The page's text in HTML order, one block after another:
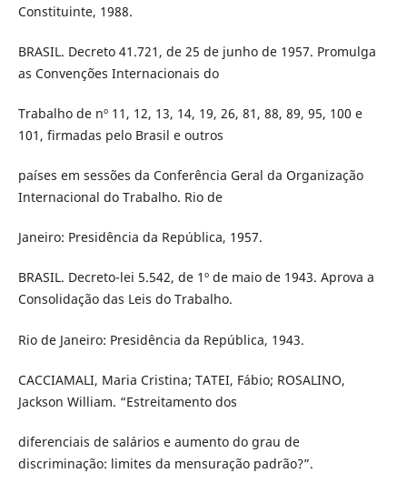
Constituinte, 1988.
BRASIL. Decreto 41.721, de 25 de junho de 1957. Promulga
as Convenções Internacionais do
Trabalho de nº 11, 12, 13, 14, 19, 26, 81, 88, 89, 95, 100 e
101, firmadas pelo Brasil e outros
países em sessões da Conferência Geral da Organização
Internacional do Trabalho. Rio de
Janeiro: Presidência da República, 1957.
BRASIL. Decreto-lei 5.542, de 1º de maio de 1943. Aprova a
Consolidação das Leis do Trabalho.
Rio de Janeiro: Presidência da República, 1943.
CACCIAMALI, Maria Cristina; TATEI, Fábio; ROSALINO,
Jackson William. “Estreitamento dos
diferenciais de salários e aumento do grau de
discriminação: limites da mensuração padrão?”.